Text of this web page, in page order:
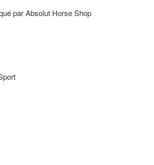
par Absolut Horse Shop